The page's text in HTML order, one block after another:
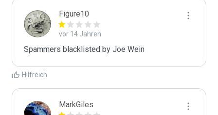
Figure10
vor 14 Jahren
Spammers blacklisted by Joe Wein
Hilfreich
MarkGiles